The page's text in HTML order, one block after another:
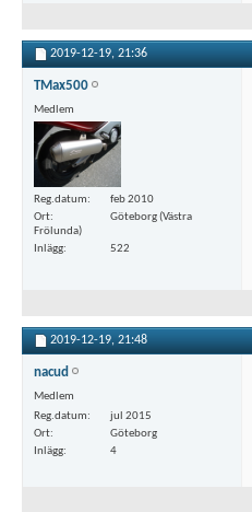
2019-12-19, 21:36
TMax500
Medlem
Reg.datum
feb 2010
Ort
Göteborg (Västra
Frölunda)
Inlägg
522
2019-12-19, 21:48
nacud
Medlem
Reg.datum
jul 2015
Ort
Göteborg
Inlägg
4